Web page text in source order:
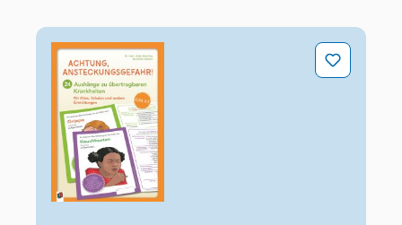
Achtung, Ansteckungsgefahr! – 24 Aushänge zu